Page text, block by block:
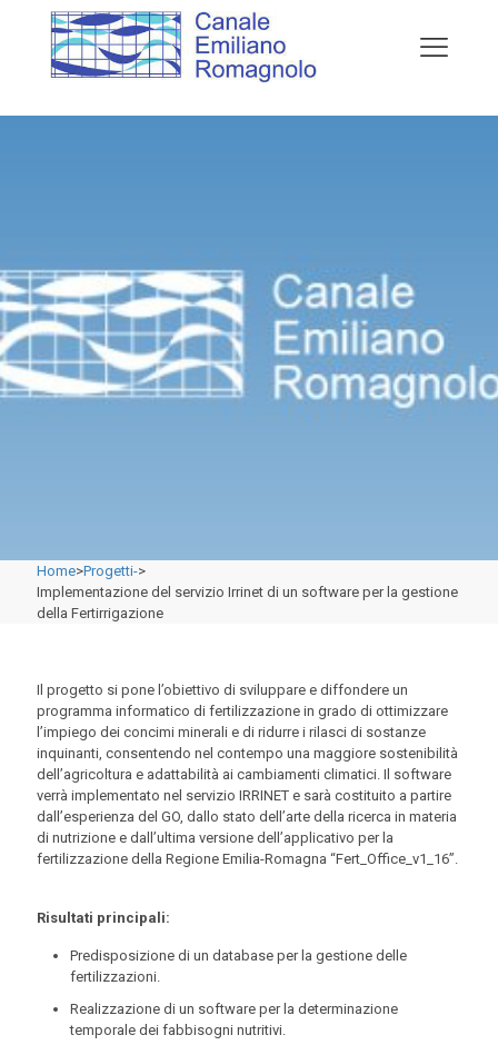
Home>Progetti->
Implementazione del servizio Irrinet di un software per la gestione
della Fertirrigazione
Il progetto si pone l’obiettivo di sviluppare e diffondere un
programma informatico di fertilizzazione in grado di ottimizzare
l’impiego dei concimi minerali e di ridurre i rilasci di sostanze
inquinanti, consentendo nel contempo una maggiore sostenibilità
dell’agricoltura e adattabilità ai cambiamenti climatici. Il software
verrà implementato nel servizio IRRINET e sarà costituito a partire
dall’esperienza del GO, dallo stato dell’arte della ricerca in materia
di nutrizione e dall’ultima versione dell’applicativo per la
fertilizzazione della Regione Emilia-Romagna “Fert_Office_v1_16”.
Risultati principali:
Predisposizione di un database per la gestione delle
fertilizzazioni.
Realizzazione di un software per la determinazione
temporale dei fabbisogni nutritivi.